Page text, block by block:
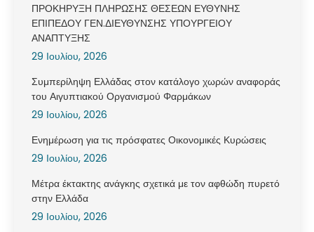
ΠΡΟΚΗΡΥΞΗ ΠΛΗΡΩΣΗΣ ΘΕΣΕΩΝ ΕΥΘΥΝΗΣ
ΕΠΙΠΕΔΟΥ ΓΕΝ.ΔΙΕΥΘΥΝΣΗΣ ΥΠΟΥΡΓΕΙΟΥ
ΑΝΑΠΤΥΞΗΣ
29 Ιουλίου, 2026
Συμπερίληψη Ελλάδας στον κατάλογο χωρών αναφοράς
του Αιγυπτιακού Οργανισμού Φαρμάκων
29 Ιουλίου, 2026
Ενημέρωση για τις πρόσφατες Οικονομικές Κυρώσεις
29 Ιουλίου, 2026
Μέτρα έκτακτης ανάγκης σχετικά με τον αφθώδη πυρετό
στην Ελλάδα
29 Ιουλίου, 2026